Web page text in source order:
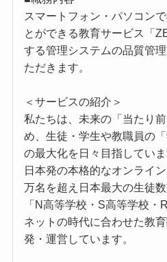
スマートフォン・パソコン
とができる教育サービス「
する管理システムの品質管
ただきます。
＜サービスの紹介＞
私たちは、未来の「当たり
め、生徒・学生や教職員の
の最大化を日々目指していま
日本発の本格的なオンライ
万名を超え日本最大の生徒
「N高等学校・S高等学校・
ネットの時代に合わせた教
発・運営しています。